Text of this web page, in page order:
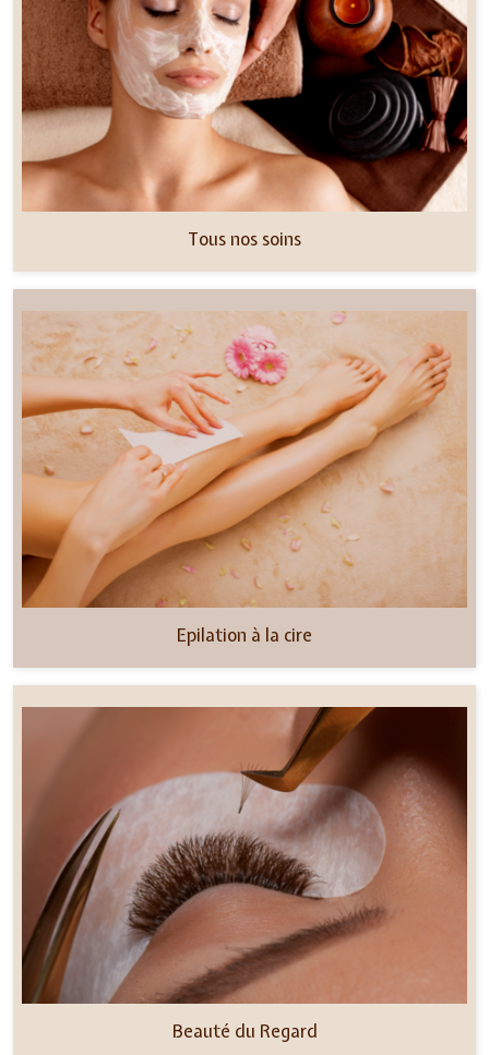
Tous nos soins
Epilation à la cire
Beauté du Regard